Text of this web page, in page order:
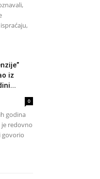
iz
0
godina
redovno
govorio